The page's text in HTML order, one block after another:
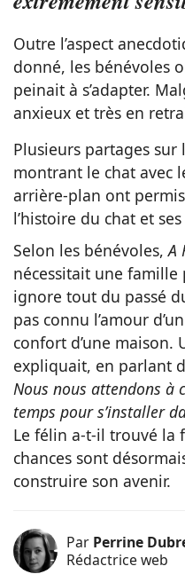
Outre l’aspect
donné, les bénévoles
peinait à s’adapter.
anxieux et très en
Plusieurs partages sur
montrant le chat avec
arrière-plan ont
l’histoire du chat et
Selon les bénévoles,A
nécessitait une famille
ignore tout du passé
pas connu l’amour
confort d’une maison.
expliquait, en parlant
Nous nous attendons à
temps pour s’installer
Le félin a-t-il trouvé la
chances sont
construire son avenir.
Par Perrine
Rédactrice web